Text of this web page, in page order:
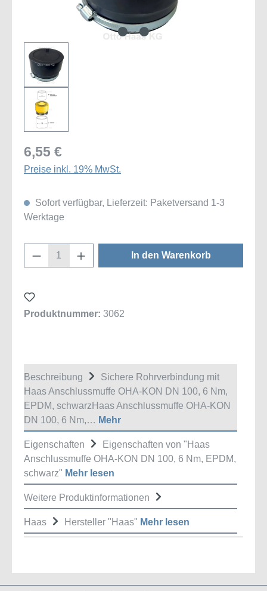
6,55 €
Preise inkl. 19% MwSt.
Sofort verfügbar, Lieferzeit: Paketversand 1-3
Werktage
Produkt Anzahl: Gib den gewünschten
In den Warenkorb
Produktnummer: 3062
Beschreibung
Sichere Rohrverbindung mit
Haas Anschlussmuffe OHA-KON DN 100, 6 Nm,
EPDM, schwarzHaas Anschlussmuffe OHA-KON
DN 100, 6 Nm,… Mehr
Eigenschaften
Eigenschaften von "Haas
Anschlussmuffe OHA-KON DN 100, 6 Nm, EPDM,
schwarz" Mehr lesen
Weitere Produktinformationen
Haas Hersteller "Haas" Mehr lesen